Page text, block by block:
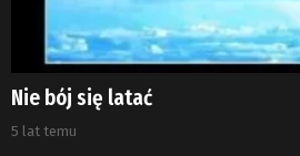
Nie bój się latać
5 lat temu